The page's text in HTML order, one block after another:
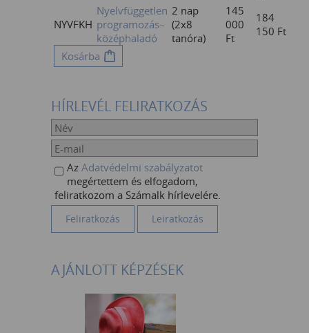
NYVFKH
Nyelvfüggetlen
programozás–
középhaladó
2 nap
(2x8
tanóra)
145
000
Ft
184
150 Ft
Kosárba
HÍRLEVÉL FELIRATKOZÁS
Az Adatvédelmi szabályzatot
megértettem és elfogadom,
feliratkozom a Számalk hírlevelére.
AJÁNLOTT KÉPZÉSEK